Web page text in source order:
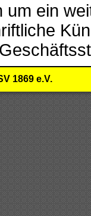
ein
1869 e.V.